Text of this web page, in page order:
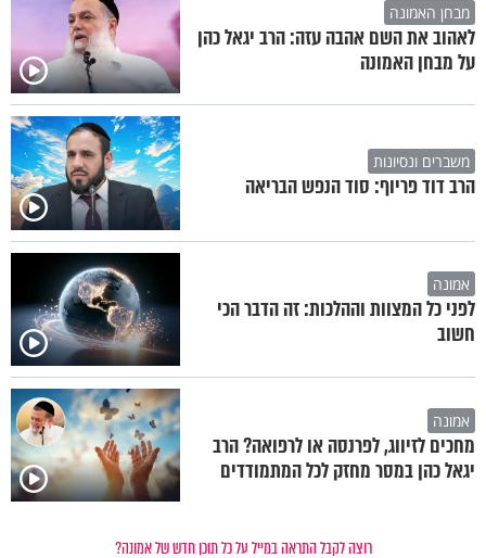
מבחן האמונה
לאהוב את השם אהבה עזה: הרב יגאל כהן
על מבחן האמונה
משברים ונסיונות
הרב דוד פריוף: סוד הנפש הבריאה
אמונה
לפני כל המצוות וההלכות: זה הדבר הכי
חשוב
אמונה
מחכים לזיווג, לפרנסה או לרפואה? הרב
יגאל כהן במסר מחזק לכל המתמודדים
רוצה לקבל התראה במייל על כל תוכן חדש של אמונה?